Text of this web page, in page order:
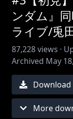
ンダム』
ライブ/兎
87,228views ·
Archived May
Download
More